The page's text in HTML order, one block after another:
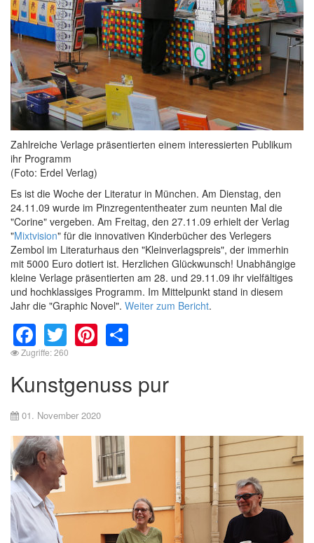
Zahlreiche Verlage präsentierten einem interessierten Publikum
ihr Programm
(Foto: Erdel Verlag)
Es ist die Woche der Literatur in München. Am Dienstag, den
24.11.09 wurde im Pinzregententheater zum neunten Mal die
"Corine" vergeben. Am Freitag, den 27.11.09 erhielt der Verlag
"Mixtvision" für die innovativen Kinderbücher des Verlegers
Zembol im Literaturhaus den "Kleinverlagspreis", der immerhin
mit 5000 Euro dotiert ist. Herzlichen Glückwunsch! Unabhängige
kleine Verlage präsentierten am 28. und 29.11.09 ihr vielfältiges
und hochklassiges Programm. Im Mittelpunkt stand in diesem
Jahr die "Graphic Novel". Weiter zum Bericht.
Facebook
TwitterPinterest
Zugriffe: 260
Kunstgenuss pur
01. November 2020